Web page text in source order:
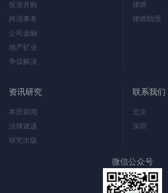
投资并购
跨境事务
公司金融
地产矿业
争议解决
律师
律师助理
资讯研究
本所新闻
法律速递
研究出版
联系我们
北京
深圳
微信公众号